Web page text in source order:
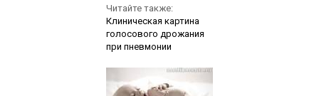
Читайте также:
Клиническая картина
голосового дрожания
при пневмонии